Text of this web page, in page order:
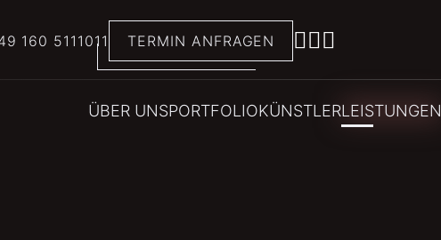
160 5111011 TERMIN ANFRAGEN
ÜBER UNSPORTFOLIOKÜNSTLERLEISTUNGEN